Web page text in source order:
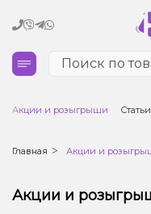
Кальяны
Табак для кальяна и
Акции и розыгрыши
Главная Акции и
Акции и